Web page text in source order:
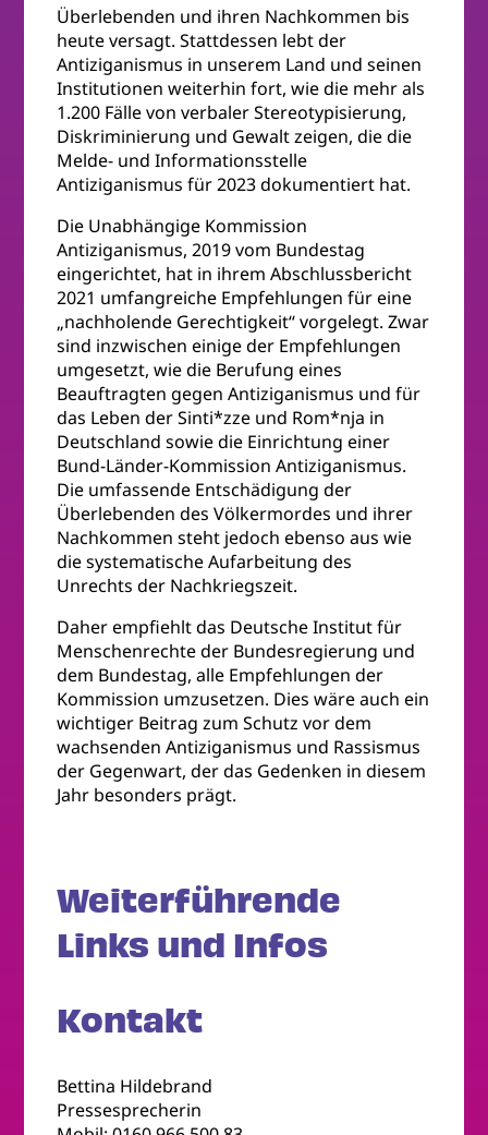
Überlebenden und ihren Nachkommen bis
heute versagt. Stattdessen lebt der
Antiziganismus in unserem Land und seinen
Institutionen weiterhin fort, wie die mehr als
1.200 Fälle von verbaler Stereotypisierung,
Diskriminierung und Gewalt zeigen, die die
Melde- und Informationsstelle
Antiziganismus für 2023 dokumentiert hat.
Die Unabhängige Kommission
Antiziganismus, 2019 vom Bundestag
eingerichtet, hat in ihrem Abschlussbericht
2021 umfangreiche Empfehlungen für eine
„nachholende Gerechtigkeit“ vorgelegt. Zwar
sind inzwischen einige der Empfehlungen
umgesetzt, wie die Berufung eines
Beauftragten gegen Antiziganismus und für
das Leben der Sinti*zze und Rom*nja in
Deutschland sowie die Einrichtung einer
Bund-Länder-Kommission Antiziganismus.
Die umfassende Entschädigung der
Überlebenden des Völkermordes und ihrer
Nachkommen steht jedoch ebenso aus wie
die systematische Aufarbeitung des
Unrechts der Nachkriegszeit.
Daher empfiehlt das Deutsche Institut für
Menschenrechte der Bundesregierung und
dem Bundestag, alle Empfehlungen der
Kommission umzusetzen. Dies wäre auch ein
wichtiger Beitrag zum Schutz vor dem
wachsenden Antiziganismus und Rassismus
der Gegenwart, der das Gedenken in diesem
Jahr besonders prägt.
Weiterführende
Links und Infos
Kontakt
Bettina Hildebrand
Pressesprecherin